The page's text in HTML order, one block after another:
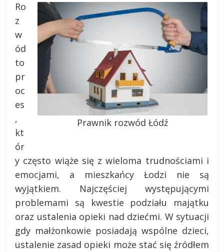
Prawnik rozwód Łódź
Ro
z
w
ód
to
pr
oc
es
,
kt
ór
y często wiąże się z wieloma trudnościami i
emocjami, a mieszkańcy Łodzi nie są
wyjątkiem. Najczęściej występującymi
problemami są kwestie podziału majątku
oraz ustalenia opieki nad dziećmi. W sytuacji
gdy małżonkowie posiadają wspólne dzieci,
ustalenie zasad opieki może stać się źródłem